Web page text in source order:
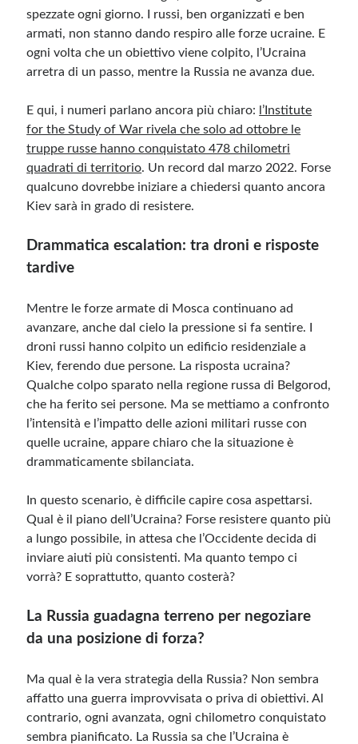
spezzate ogni giorno. I russi, ben organizzati e ben
armati, non stanno dando respiro alle forze ucraine. E
ogni volta che un obiettivo viene colpito, l’Ucraina
arretra di un passo, mentre la Russia ne avanza due.
E qui, i numeri parlano ancora più chiaro:
l’Institute
for the Study of War rivela che solo ad ottobre le
truppe russe hanno conquistato 478 chilometri
quadrati di territorio. Un record dal marzo 2022. Forse
qualcuno dovrebbe iniziare a chiedersi quanto ancora
Kiev sarà in grado di resistere.
Drammatica escalation: tra droni e risposte
tardive
Mentre le forze armate di Mosca continuano ad
avanzare, anche dal cielo la pressione si fa sentire. I
droni russi hanno colpito un edificio residenziale a
Kiev, ferendo due persone. La risposta ucraina?
Qualche colpo sparato nella regione russa di Belgorod,
che ha ferito sei persone. Ma se mettiamo a confronto
l’intensità e l’impatto delle azioni militari russe con
quelle ucraine, appare chiaro che la situazione è
drammaticamente sbilanciata.
In questo scenario, è difficile capire cosa aspettarsi.
Qual è il piano dell’Ucraina? Forse resistere quanto più
a lungo possibile, in attesa che l’Occidente decida di
inviare aiuti più consistenti. Ma quanto tempo ci
vorrà? E soprattutto, quanto costerà?
La Russia guadagna terreno per negoziare
da una posizione di forza?
Ma qual è la vera strategia della Russia? Non sembra
affatto una guerra improvvisata o priva di obiettivi. Al
contrario, ogni avanzata, ogni chilometro conquistato
sembra pianificato. La Russia sa che l’Ucraina è